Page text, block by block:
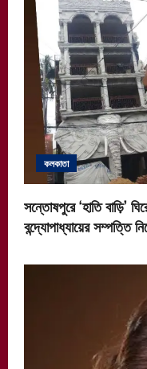
কলকাতা
সন্তোষপুরে ‘হাতি বাড়ি’
বন্দ্যোপাধ্যায়ের সম্পত্তি